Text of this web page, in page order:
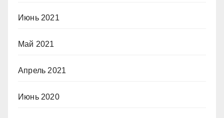
Июнь 2021
Май 2021
Апрель 2021
Июнь 2020